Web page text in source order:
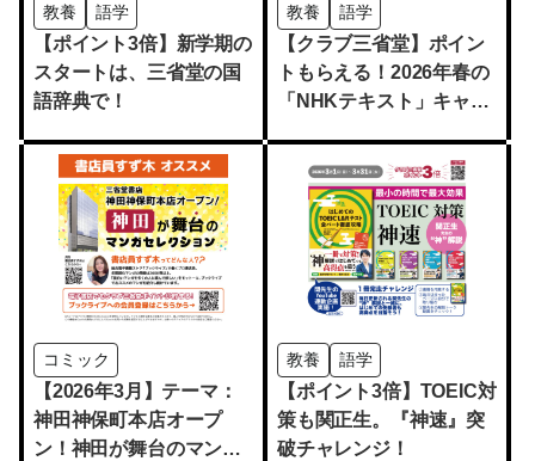
教養 語学
【ポイント3倍】新学期の
スタートは、三省堂の国
語辞典で！
教養 語学
【クラブ三省堂】ポイン
トもらえる！2026年春の
「NHKテキスト」キャン
コミック
【2026年3月】テーマ：
神田神保町本店オープ
ン！神田が舞台のマンガ
教養 語学
【ポイント3倍】TOEIC対
策も関正生。『神速』突
破チャレンジ！